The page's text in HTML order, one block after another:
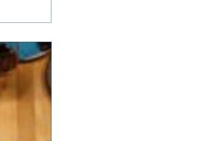
går
før